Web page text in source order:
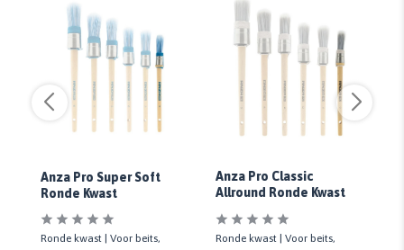
Anza Pro Super Soft
Ronde Kwast
Ronde kwast | Voor beits,
Anza Pro Classic
Allround Ronde Kwast
Ronde kwast | Voor beits,